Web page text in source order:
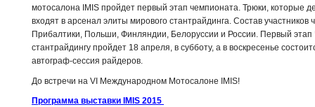
мотосалона IMIS пройдет первый этап чемпионата. Трюки, которые
входят в арсенал элиты мирового стантрайдинга. Состав
Прибалтики, Польши, Финляндии, Белоруссии и России. Первый
стантрайдингу пройдет 18 апреля, в субботу, а в воскресенье
автограф-сессия райдеров.
До встречи на VI Международном Мотосалоне IMIS!
Программа выставки IMIS 2015